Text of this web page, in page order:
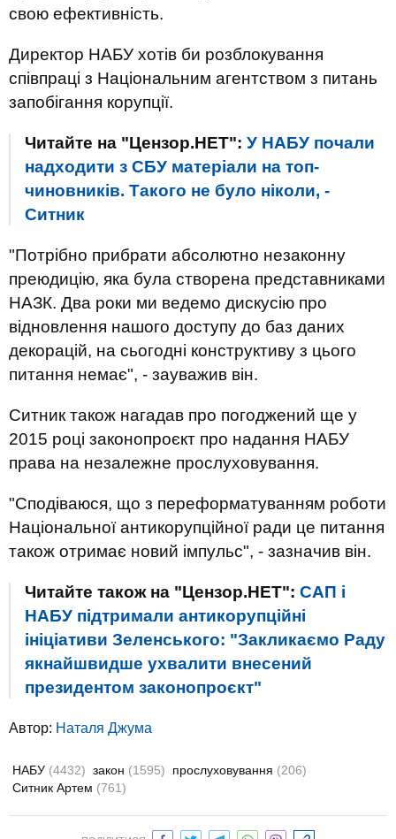
свою ефективність.
Директор НАБУ хотів би розблокування
співпраці з Національним агентством з питань
запобігання корупції.
Читайте на "Цензор.НЕТ": У НАБУ почали
надходити з СБУ матеріали на топ-
чиновників. Такого не було ніколи, -
Ситник
"Потрібно прибрати абсолютно незаконну
преюдицію, яка була створена представниками
НАЗК. Два роки ми ведемо дискусію про
відновлення нашого доступу до баз даних
декорацій, на сьогодні конструктиву з цього
питання немає", - зауважив він.
Ситник також нагадав про погоджений ще у
2015 році законопроєкт про надання НАБУ
права на незалежне прослуховування.
"Сподіваюся, що з переформатуванням роботи
Національної антикорупційної ради це питання
також отримає новий імпульс", - зазначив він.
Читайте також на "Цензор.НЕТ": САП і
НАБУ підтримали антикорупційні
ініціативи Зеленського: "Закликаємо Раду
якнайшвидше ухвалити внесений
президентом законопроєкт"
Автор: Наталя Джума
НАБУ (4432) закон (1595) прослуховування (206)
Ситник Артем (761)